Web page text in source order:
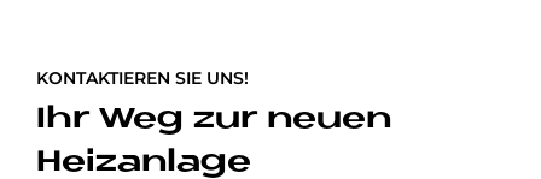
KONTAKTIEREN SIE UNS!
Ihr Weg zur neuen
Heizanlage